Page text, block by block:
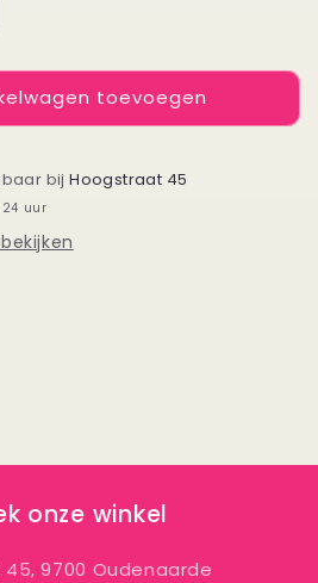
toevoegen
bijHoogstraat 45
uur
onze winkel
9700 Oudenaarde